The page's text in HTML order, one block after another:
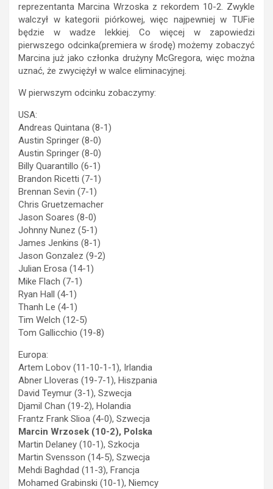
reprezentanta Marcina Wrzoska z rekordem 10-2. Zwykle
walczył w kategorii piórkowej, więc najpewniej w TUFie
będzie w wadze lekkiej. Co więcej w zapowiedzi
pierwszego odcinka(premiera w środę) możemy zobaczyć
Marcina już jako członka drużyny McGregora, więc można
uznać, że zwyciężył w walce eliminacyjnej.
W pierwszym odcinku zobaczymy:
USA:
Andreas Quintana (8-1)
Austin Springer (8-0)
Austin Springer (8-0)
Billy Quarantillo (6-1)
Brandon Ricetti (7-1)
Brennan Sevin (7-1)
Chris Gruetzemacher
Jason Soares (8-0)
Johnny Nunez (5-1)
James Jenkins (8-1)
Jason Gonzalez (9-2)
Julian Erosa (14-1)
Mike Flach (7-1)
Ryan Hall (4-1)
Thanh Le (4-1)
Tim Welch (12-5)
Tom Gallicchio (19-8)
Europa:
Artem Lobov (11-10-1-1), Irlandia
Abner Lloveras (19-7-1), Hiszpania
David Teymur (3-1), Szwecja
Djamil Chan (19-2), Holandia
Frantz Frank Slioa (4-0), Szwecja
Marcin Wrzosek (10-2), Polska
Martin Delaney (10-1), Szkocja
Martin Svensson (14-5), Szwecja
Mehdi Baghdad (11-3), Francja
Mohamed Grabinski (10-1), Niemcy